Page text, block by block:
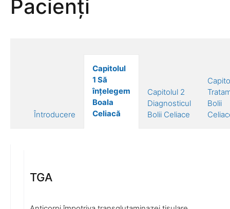
Pacienți
Întroducere
Capitolul
1 Să
înțelegem
Boala
Celiacă
Capitolul 2
Diagnosticul
Bolii Celiace
Bolii
TGA